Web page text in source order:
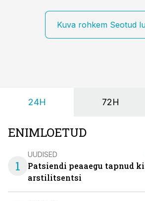
Kuva rohkem Seotud
24H 72H
ENIMLOETUD
1
UUDISED
Patsiendi peaaegu tapnud
arstilitsentsi